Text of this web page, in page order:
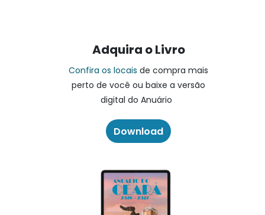
Adquira o Livro
Confira os locais de compra mais
perto de você ou baixe a versão
digital do Anuário
Download